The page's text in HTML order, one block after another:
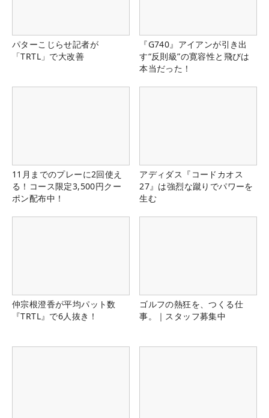
パターこじらせ記者が
「TRTL」で大改善
『G740』アイアンが引き出
す“反則級”の寛容性と飛びは
本当だった！
11月までのプレーに2回使え
る！コース限定3,500円クー
ポン配布中！
アディダス『コードカオス
27』は強烈な蹴りでパワーを
生む
仲宗根澄香が平均パット数
『TRTL』で6人抜き！
ゴルフの熱狂を、つくる仕
事。｜スタッフ募集中